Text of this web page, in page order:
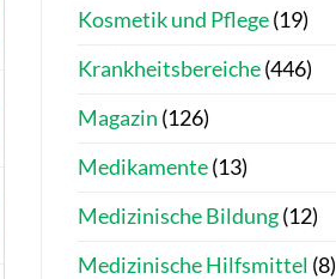
Kosmetik und Pflege(19)
Krankheitsbereiche(446)
Magazin (126)
Medikamente(13)
Medizinische Bildung(12)
Medizinische Hilfsmittel (8)